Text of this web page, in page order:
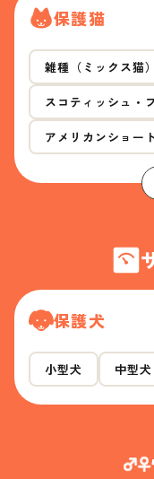
保護猫
雑種（ミックス猫）
スコティッシュ・
アメリカンショー
保護犬
小型犬 中型犬